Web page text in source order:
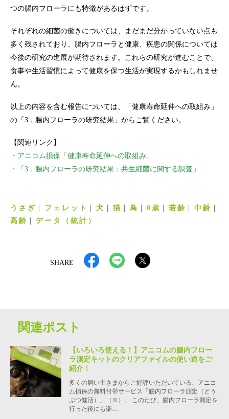
つの腸内フローラにも特徴があるはずです。
それぞれの細菌の働きについては、まだまだ分かっていない点も
多く残されており、腸内フローラと健康、疾患の関係については
今後の研究の進展が期待されます。これらの研究が進むことで、
食事や生活習慣によって健康を保つ生活が実現するかもしれませ
ん。
以上の内容を含む報告については、「健康寿命延伸への取組み」
の「3．腸内フローラの研究結果」からご覧ください。
【関連リンク】
・アニコム損保「健康寿命延伸への取組み」
・「3．腸内フローラの研究結果：共生細菌に関する調査」
うさぎ フェレット 犬 猫 鳥 0歳 若齢
中齢
高齢
データ（統計）
SHARE
関連ポスト
【いろいろ使える！】アニコムの腸内フロー
ラ測定キットのクリアファイルの使い道をご
紹介！
多くの飼い主さまからご好評いただいている、アニコ
ム損保の無料付帯サービス「腸内フローラ測定（どう
ぶつ健活）」（※）。 このたび、腸内フローラ測定を
行った後にも楽…